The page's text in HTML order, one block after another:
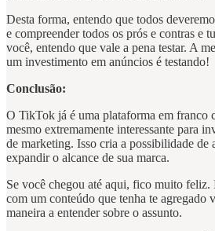
Desta forma, entendo que todos
e compreender todos os prós e contras e
você, entendo que vale a pena testar. A
um investimento em anúncios é testando!
Conclusão:
O TikTok já é uma plataforma em franco
mesmo extremamente interessante para
de marketing. Isso cria a possibilidade
expandir o alcance de sua marca.
Se você chegou até aqui, fico muito
com um conteúdo que tenha te agregado
maneira a entender sobre o assunto.